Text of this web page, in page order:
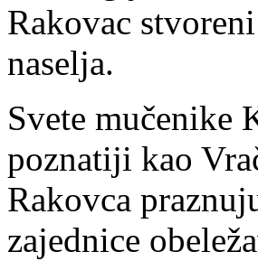
Rakovac
naselja.
Svete mučenike
poznatiji kao
Rakovca
zajednice